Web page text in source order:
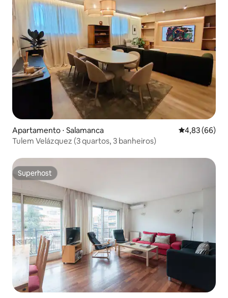
Apartamento ⋅ Salamanca 4,83 de uma
4,83 (66)
Tulem Velázquez (3 quartos, 3 banheiros)
Superhost
Superhost